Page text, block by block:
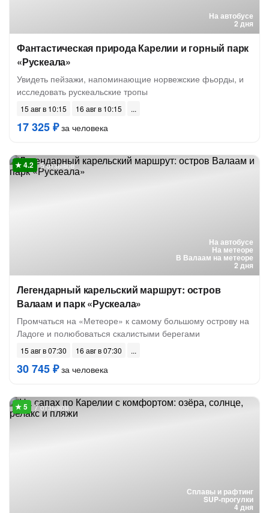
На автобусе
2 дня
Фантастическая природа Карелии и горный парк
«Рускеала»
Увидеть пейзажи, напоминающие норвежские фьорды, и
исследовать рускеальские тропы
15 авг в 10:15 16 авг в 10:15
17 325 ₽за человека
На автобусе
На метеоре
В Валаам на метеоре
2 дня
5 отзывов
Легендарный карельский маршрут: остров
Валаам и парк «Рускеала»
Промчаться на «Метеоре» к самому большому острову на
Ладоге и полюбоваться скалистыми берегами
15 авг в 07:30 16 авг в 07:30
30 745 ₽за человека
Сплавы и рафтинг
SUP-прогулки
4 дня
7 отзывов